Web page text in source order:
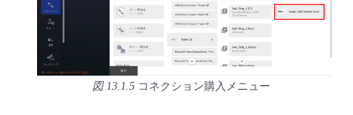
図 13.1.5 コネクション購入メニュー